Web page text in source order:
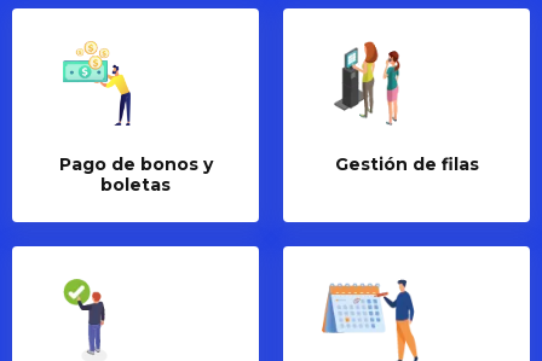
Pago de bonos y
boletas
Gestión de filas